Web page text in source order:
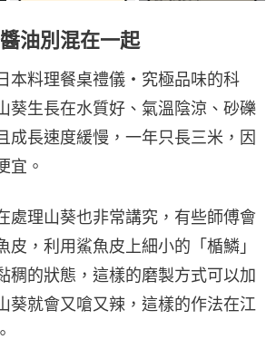
油別混在一起
本料理餐桌禮儀・究極品味的科
葵生長在水質好、氣溫陰涼、砂礫
成長速度緩慢，一年只長三米，因
宜。
處理山葵也非常講究，有些師傅會
皮，利用鯊魚皮上細小的「楯鱗」
稠的狀態，這樣的磨製方式可以加
葵就會又嗆又辣，這樣的作法在江